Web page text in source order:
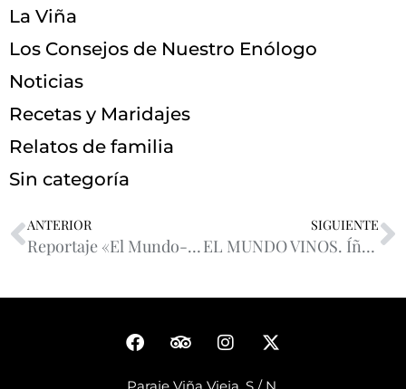
La Viña
Los Consejos de Nuestro Enólogo
Noticias
Recetas y Maridajes
Relatos de familia
Sin categoría
ANTERIOR
Reportaje «El Mundo-Vino»
SIGUIENTE
EL MUNDO VINOS. Íñigo blanco 2010